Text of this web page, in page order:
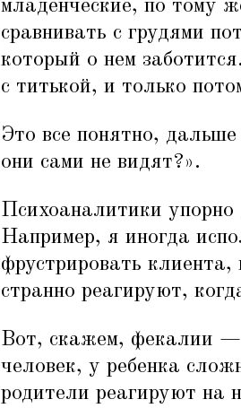
младенческие, по тому
сравнивать с грудями
который о нем
с титькой, и только
Это все понятно,
они сами не видят?».
Психоаналитики
Например, я иногда
фрустрировать
странно реагируют,
Вот, скажем, фекалии —
человек, у ребенка
родители реагируют на